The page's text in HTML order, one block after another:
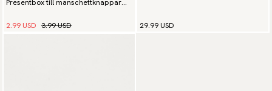
Presentbox till manschettknappar
2.99 USD 3.99 USD 29.99 USD